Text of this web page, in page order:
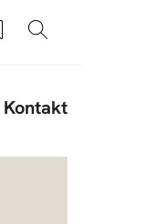
products
Søg
Kontakt